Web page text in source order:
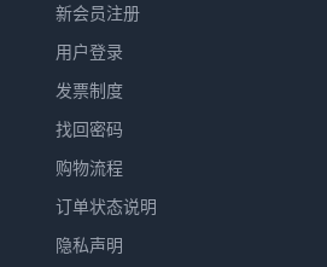
新会员注册
用户登录
发票制度
找回密码
购物流程
订单状态说明
隐私声明